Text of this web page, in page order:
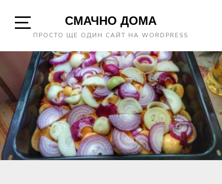
Open
Sidebar
СМАЧНО ДОМА
ПРОСТО ЩЕ ОДИН САЙТ НА WORDPRESS